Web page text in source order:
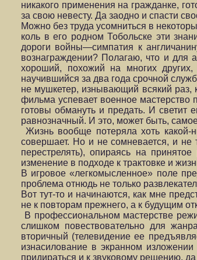
никакого применения на гражданке,
за свою невесту. Да заодно и спасти
Можно без труда усомниться в
коль в его родном Тобольске эти
дороги войны—симпатия к
вознаграждении? Полагаю, что и для
хороший, похожий на многих
научившийся за два года срочной
не мушкетер, изнывающий всякий раз,
фильма успевает военное мастерство
готовы обмануть и предать. И светит
равнозначный. И это, может быть,
Жизнь вообще потеряла хоть
совершает. Но и не сомневается, и не
перестрелять), опираясь на
изменение в подходе к трактовке и
В игровое «легкомысленное» поле
проблема отнюдь не только
Вот тут-то и начинаются, как мне
не к повторам прежнего, а к будущим
В профессиональном мастерстве
слишком повествовательно для
вторичный (телевидение ее
изнасилование в экранном
придираться и к звуковому решению,